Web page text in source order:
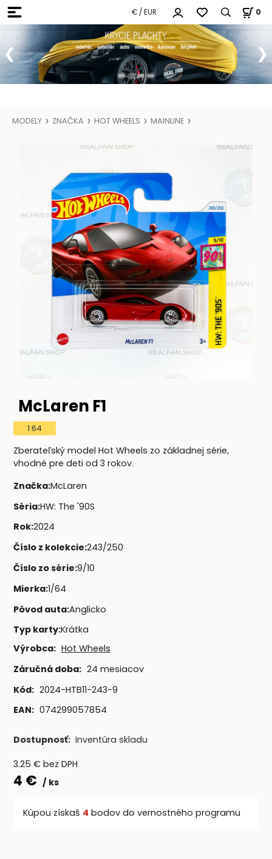
€ / EUR 0
MODELY ZNAČKA HOT WHEELS MAINLINE
McLaren F1
1:64
Zberateľský model Hot Wheels zo základnej série,
vhodné pre deti od 3 rokov.
Značka:McLaren
Séria:HW: The '90S
Rok:2024
Číslo z kolekcie:243/250
Číslo zo série:9/10
Mierka:1/64
Pôvod auta:Anglicko
Typ karty:Krátka
Výrobca: Hot Wheels
Záručná doba: 24 mesiacov
Kód: 2024-HTB11-243-9
EAN: 074299057854
Dostupnosť: Inventúra skladu
3.25 € bez DPH
4 € ks
Kúpou získaš 4 bodov do vernostného programu